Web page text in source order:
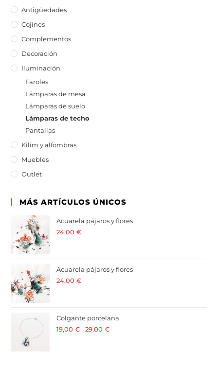
Antigüedades
Cojines
Complementos
Decoración
Iluminación
Faroles
Lámparas de mesa
Lámparas de suelo
Lámparas de techo
Pantallas
Kilim y alfombras
Muebles
Outlet
MÁS ARTÍCULOS ÚNICOS
Acuarela pájaros y flores
24,00€
Acuarela pájaros y flores
24,00€
Colgante porcelana
19,00€ 29,00€